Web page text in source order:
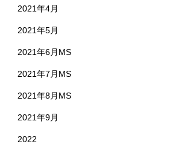
2021年4月
2021年5月
2021年6月MS
2021年7月MS
2021年8月MS
2021年9月
2022